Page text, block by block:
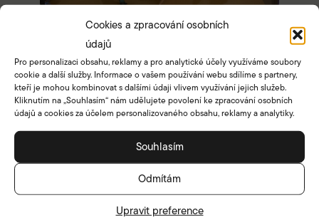
Cookies a zpracování osobních
údajů
Pro personalizaci obsahu, reklamy a pro analytické účely využíváme soubory
cookie a další služby. Informace o vašem používání webu sdílíme s partnery,
kteří je mohou kombinovat s dalšími údaji vlivem využívání jejich služeb.
Kliknutím na „Souhlasím“ nám udělujete povolení ke zpracování osobních
údajů a cookies za účelem personalizovaného obsahu, reklamy a analytiky.
Souhlasím
Odmítám
Upravit preference